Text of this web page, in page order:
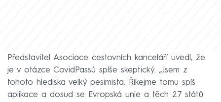
Představitel Asociace cestovních kanceláří uvedl, že
je v otázce CovidPassů spíše skeptický. „Jsem z
tohoto hlediska velký pesimista. Říkejme tomu spíš
aplikace a dosud se Evropská unie a těch 27 států